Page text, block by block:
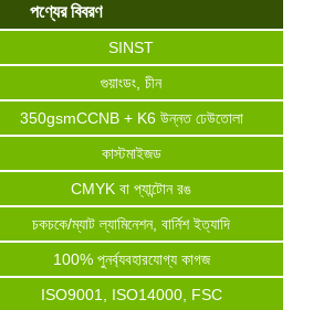
পণ্যের বিবরণ
SINST
গুয়াংডং, চীন
350gsmCCNB + K6 উন্নত ঢেউতোলা
কাস্টমাইজড
CMYK বা প্যান্টোন রঙ
চকচকে/ম্যাট ল্যামিনেশন, বার্নিশ ইত্যাদি
100% পুনর্ব্যবহারযোগ্য কাগজ
ISO9001, ISO14000, FSC